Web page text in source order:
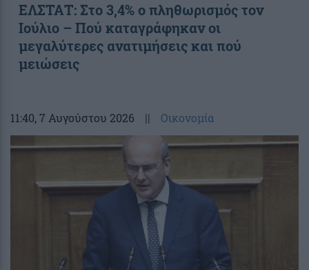
ΕΛΣΤΑΤ: Στο 3,4% ο πληθωρισμός τον
Ιούλιο – Πού καταγράφηκαν οι
μεγαλύτερες ανατιμήσεις και πού
μειώσεις
11:40, 7 Αυγούστου 2026 || Οικονομία